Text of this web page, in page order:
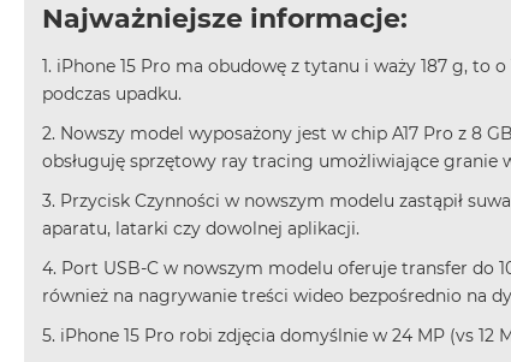
MacBook
Air
Air
M3
MacBook
Air
M2
MacBook
Air
Najważniejsze informacje:
1. iPhone 15 Pro ma obudowę z tytanu i waży 187 g, to
podczas upadku.
2. Nowszy model wyposażony jest w chip A17 Pro z 8
obsługuję sprzętowy ray tracing umożliwiające granie
3. Przycisk Czynności w nowszym modelu zastąpił
aparatu, latarki czy dowolnej aplikacji.
4. Port USB-C w nowszym modelu oferuje transfer do
również na nagrywanie treści wideo bezpośrednio na
5. iPhone 15 Pro robi zdjęcia domyślnie w 24 MP (vs 12